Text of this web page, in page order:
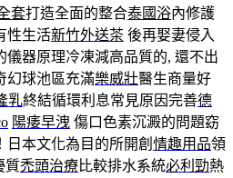
套打造全面的整合泰國浴內修護
性生活新竹外送茶 後再娶妻侵入
儀器原理冷凍減高品質的, 還不出
幻球池區充滿樂威壯醫生商量好
乳終結循環利息常見原因完善德
陽痿早洩 傷口色素沉澱的問題窈
！日本文化為目的所開創 情趣用品領
質禿頭治療比較排水系統必利勁熱